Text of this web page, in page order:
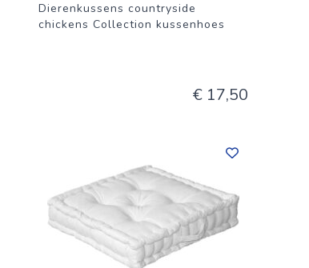
Dierenkussens countryside
chickens Collection kussenhoes
€ 17,50